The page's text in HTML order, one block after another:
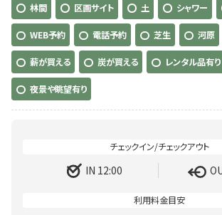
林間 区画サイト 土 シャワー
WEB予約 電話予約 芝生 河原
薪が買える 炭が買える レンタル品有り
夜景や眺望有り
IN 12:00